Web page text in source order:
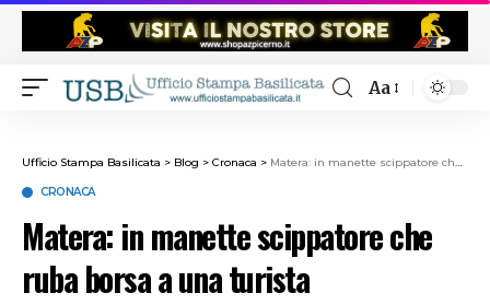
Aa
Ufficio Stampa Basilicata > Blog > Cronaca > Matera: in manette scippatore che ruba borsa a una turista
CRONACA
Matera: in manette scippatore che
ruba borsa a una turista